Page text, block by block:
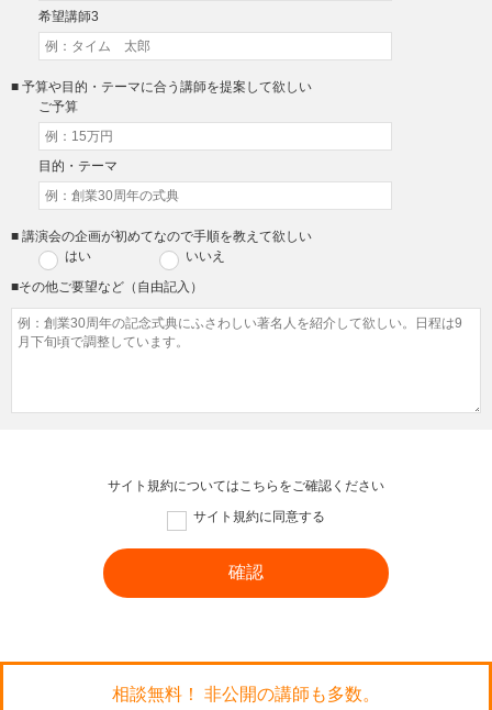
希望講師3
■ 予算や目的・テーマに合う講師を提案して欲しい
ご予算
目的・テーマ
■ 講演会の企画が初めてなので手順を教えて欲しい
はい
いいえ
■その他ご要望など（自由記入）
サイト規約についてはこちら をご確認ください
サイト規約に同意する
相談無料！ 非公開の講師も多数。